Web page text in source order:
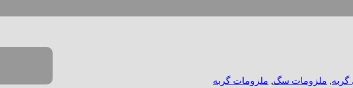
گربه, ملزومات سگ, ملزومات گربه